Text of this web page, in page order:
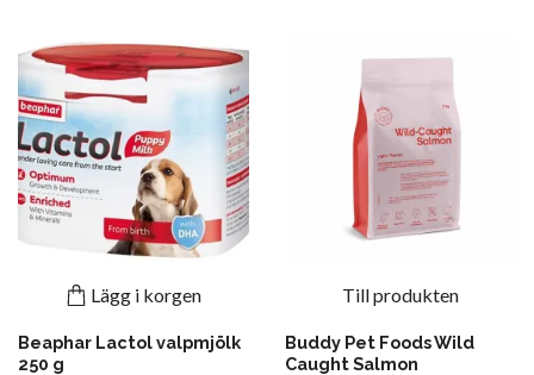
Lägg i korgen
Beaphar Lactol valpmjölk
250 g
Till produkten
Buddy Pet Foods Wild
Caught Salmon